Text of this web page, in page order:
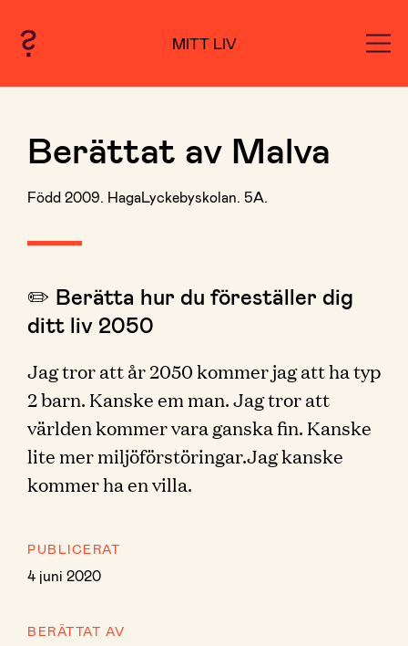
MITT LIV
Berättat av Malva
Född 2009. HagaLyckebyskolan. 5A.
✏️ Berätta hur du föreställer dig
ditt liv 2050
Jag tror att år 2050 kommer jag att ha typ
2 barn. Kanske em man. Jag tror att
världen kommer vara ganska fin. Kanske
lite mer miljöförstöringar.Jag kanske
kommer ha en villa.
PUBLICERAT
4 juni 2020
BERÄTTAT AV